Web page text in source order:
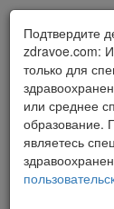
Подтвердите
zdravoe.com:
только для
или среднее
образование.
являетесь